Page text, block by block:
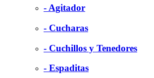
- Agitador
- Cucharas
- Cuchillos y Tenedores
- Espaditas